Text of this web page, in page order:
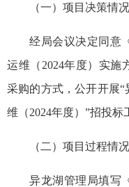
（一）项目决策情
经局会议决定同意
运维（2024年度）实施
采购的方式，公开开展
维（2024年度）”招投标
（二）项目过程情
异龙湖管理局填写